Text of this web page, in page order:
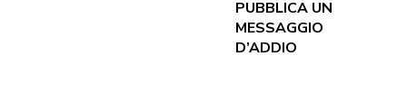
PUBBLICA UN
MESSAGGIO
D’ADDIO